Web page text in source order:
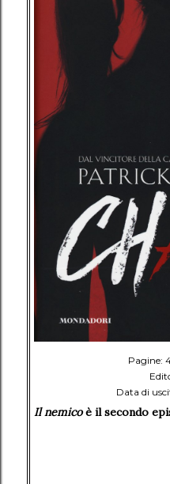
Pagine:
Data di
Il nemicoè il secondo